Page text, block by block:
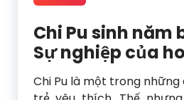
Chi Pu sinh năm
Sự nghiệp của
Chi Pu là một trong những